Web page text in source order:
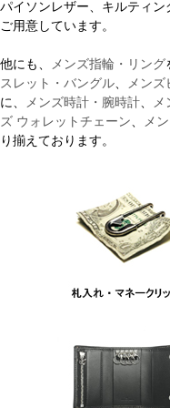
パイソンレザー、キルティ
ご用意しています。
他にも、 メンズ指輪・リング
スレット・バングル
メン
に、
メンズ時計・腕時計
ズ ウォレットチェーン
メ
り揃えております。